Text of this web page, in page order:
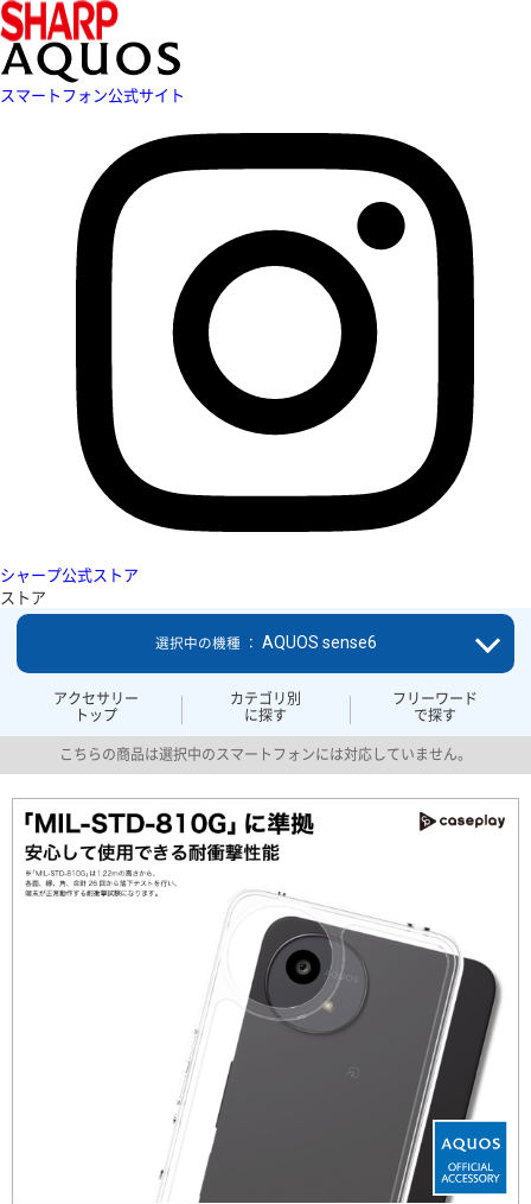
スマートフォン公式サイト
シャープ公式ストア
ストア
アクセサリー
トップ
カテゴリ別
に探す
フリーワード
で探す
選択中の機種 ： AQUOS sense6
こちらの商品は選択中のスマートフォンには対応していません。